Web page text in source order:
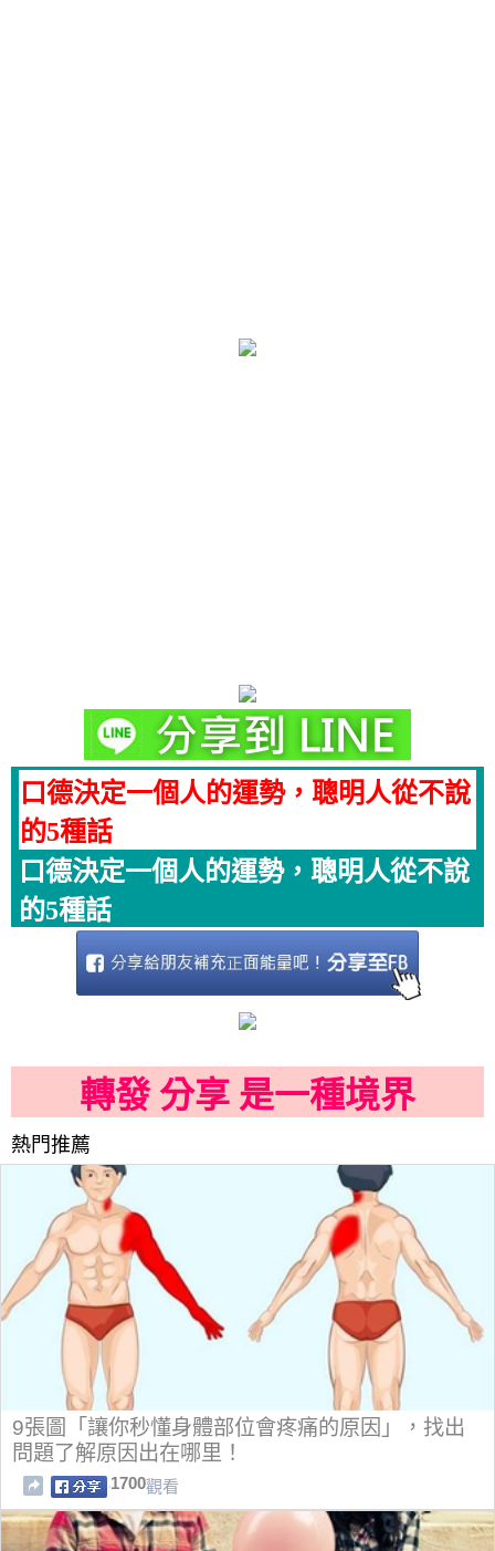
口德決定一個人的運勢，聰明人從不說
的5種話
口德決定一個人的運勢，聰明人從不說
的5種話
轉發 分享 是一種境界
熱門推薦
9張圖「讓你秒懂身體部位會疼痛的原因」，找出
問題了解原因出在哪里！
1700觀看